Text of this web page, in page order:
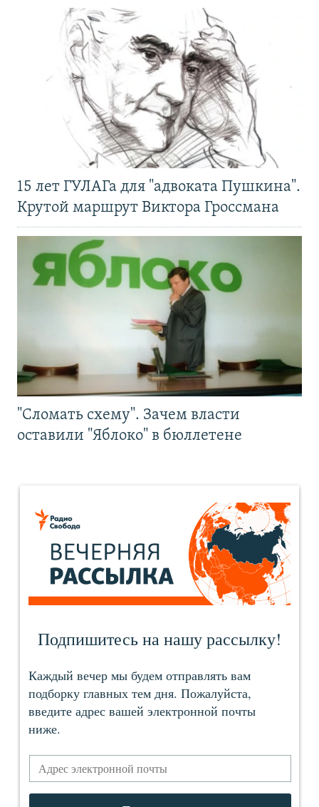
15 лет ГУЛАГа для "адвоката Пушкина".
Крутой маршрут Виктора Гроссмана
"Сломать схему". Зачем власти
оставили "Яблоко" в бюллетене